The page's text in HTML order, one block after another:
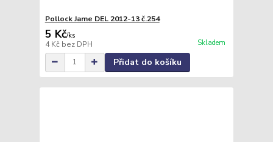
Pollock Jame DEL 2012-13 č.254
5 Kč/ks
4 Kč bez DPH Skladem
Přidat do košíku